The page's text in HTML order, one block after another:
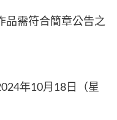
品需符合簡章公告之
年10月18日（星